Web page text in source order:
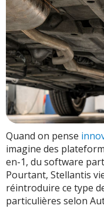
Quand on pense
imagine des
en-1, du software
Pourtant, Stellantis
réintroduire ce type
particulières selon